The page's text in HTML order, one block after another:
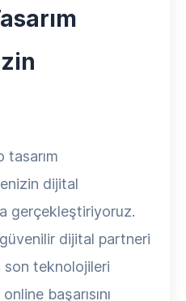
tasarım
dijital
gerçekleştiriyoruz.
dijital partneri
son teknolojileri
başarısını